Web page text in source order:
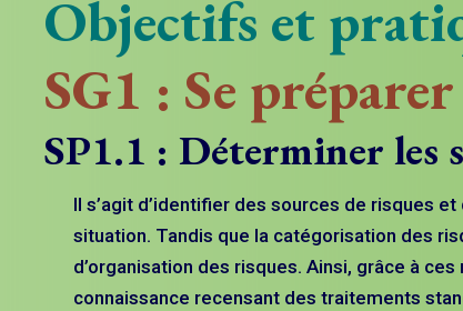
Objectifs et
SG1 : Se
SP1.1 : Déterminer les
Il s’agit d’identifier des sources de risques
situation. Tandis que la catégorisation des
d’organisation des risques. Ainsi, grâce à
connaissance recensant des traitements